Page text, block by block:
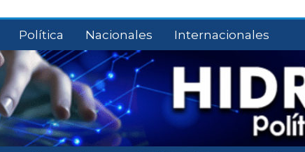
Política Nacionales Internacionales